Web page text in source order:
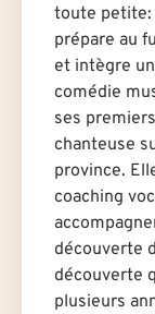
toute petite:
prépare au
et intègre
comédie
ses
chanteuse
province.
coaching
découverte
découverte
plusieurs